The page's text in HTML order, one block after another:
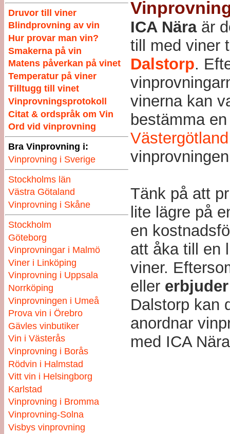
Druvor till viner
Blindprovning av vin
Hur provar man vin?
Smakerna på vin
Matens påverkan på vinet
Temperatur på viner
Tilltugg till vinet
Vinprovningsprotokoll
Citat & ordspråk om Vin
Ord vid vinprovning
Bra Vinprovning i:
Vinprovning i Sverige
Stockholms län
Västra Götaland
Vinprovning i Skåne
Stockholm
Göteborg
Vinprovningar i Malmö
Viner i Linköping
Vinprovning i Uppsala
Norrköping
Vinprovningen i Umeå
Prova vin i Örebro
Gävles vinbutiker
Vin i Västerås
Vinprovning i Borås
Rödvin i Halmstad
Vitt vin i Helsingborg
Karlstad
Vinprovning i Bromma
Vinprovning-Solna
Visbys vinprovning
ICA Näraär
till med viner
Dalstorp.
vinerna kan
bestämma
Västergötland
Tänk på att
lite lägre på
en
att åka till en
viner.
eller
Dalstorp kan
anordnar
med ICA